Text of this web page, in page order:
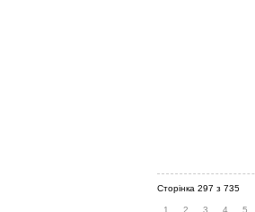
Сторінка 297 з 735
1 2 3 4 5